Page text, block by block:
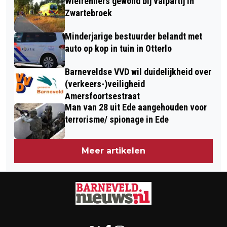
BARNEVELD
Zwartebroek
Minderjarige bestuurder belandt met
auto op kop in tuin in Otterlo
Barneveldse VVD wil duidelijkheid over
(verkeers-)veiligheid
Amersfoortsestraat
Man van 28 uit Ede aangehouden voor
terrorisme/ spionage in Ede
Meer artikelen